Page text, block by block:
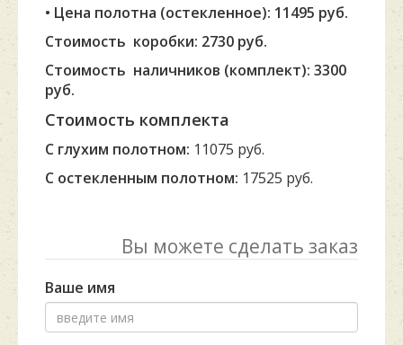
• Цена полотна (остекленное): 11495 руб.
Стоимость коробки: 2730 руб.
Стоимость наличников (комплект): 3300
руб.
Стоимость комплекта
С глухим полотном: 11075 руб.
С остекленным полотном: 17525 руб.
Вы можете сделать заказ
Ваше имя